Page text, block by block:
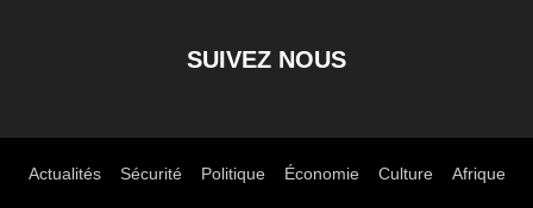
SUIVEZ NOUS
Actualités Sécurité Politique Économie Culture Afrique